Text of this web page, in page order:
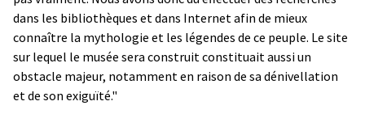
dans les bibliothèques et dans Internet afin de mieux
connaître la mythologie et les légendes de ce peuple. Le site
sur lequel le musée sera construit constituait aussi un
obstacle majeur, notamment en raison de sa dénivellation
et de son exiguïté."